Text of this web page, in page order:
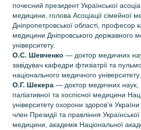
почесний президент Української
медицини, голова Асоціації сімейної
Дніпропетровської області, професор
медицини Дніпровського державного
університету.
О.С. Шевченко — доктор медичних
завідувач кафедри фтизіатрії та
національного медичного університету.
О.Г. Шекера — доктор медичних
паліативної та хоспісної медицини
університету охорони здоров’я
член Президії та правління Української
медицини, академік Національної